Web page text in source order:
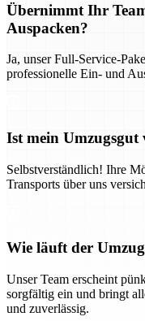
Übernimmt Ihr
Auspacken?
Ja, unser Full-Service-
professionelle Ein- und
Ist mein Umzugsgut
Selbstverständlich! Ihre
Transports über uns
Wie läuft der
Unser Team erscheint
sorgfältig ein und bringt
und zuverlässig.